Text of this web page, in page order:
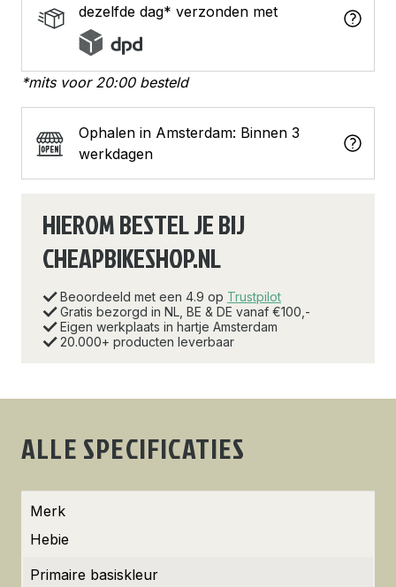
dezelfde dag* verzonden met
*mits voor 20:00 besteld
Ophalen in Amsterdam: Binnen 3
werkdagen
HIEROM BESTEL JE BIJ
CHEAPBIKESHOP.NL
Beoordeeld met een 4.9 op Trustpilot
Gratis bezorgd in NL, BE & DE vanaf €100,-
Eigen werkplaats in hartje Amsterdam
20.000+ producten leverbaar
ALLE SPECIFICATIES
Merk
Hebie
Primaire basiskleur